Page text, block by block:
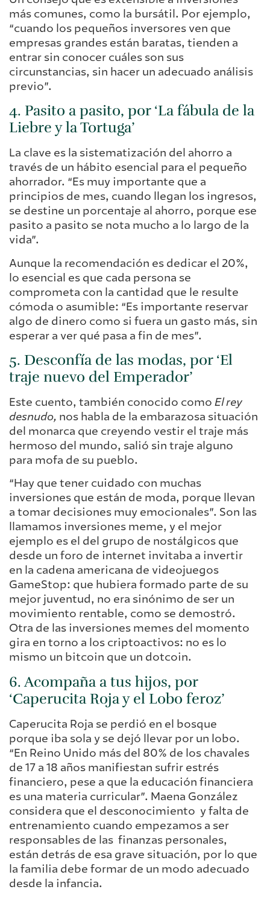
más comunes, como la bursátil. Por ejemplo,
“cuando los pequeños inversores ven que
empresas grandes están baratas, tienden a
entrar sin conocer cuáles son sus
circunstancias, sin hacer un adecuado análisis
previo”.
4. Pasito a pasito, por ‘La fábula de la
Liebre y la Tortuga’
La clave es la sistematización del ahorro a
través de un hábito esencial para el pequeño
ahorrador. “Es muy importante que a
principios de mes, cuando llegan los ingresos,
se destine un porcentaje al ahorro, porque ese
pasito a pasito se nota mucho a lo largo de la
vida”.
Aunque la recomendación es dedicar el 20%,
lo esencial es que cada persona se
comprometa con la cantidad que le resulte
cómoda o asumible: “Es importante reservar
algo de dinero como si fuera un gasto más, sin
esperar a ver qué pasa a fin de mes”.
5. Desconfía de las modas, por ‘El
traje nuevo del Emperador’
Este cuento, también conocido como El rey
desnudo, nos habla de la embarazosa situación
del monarca que creyendo vestir el traje más
hermoso del mundo, salió sin traje alguno
para mofa de su pueblo.
“Hay que tener cuidado con muchas
inversiones que están de moda, porque llevan
a tomar decisiones muy emocionales”. Son las
llamamos inversiones meme, y el mejor
ejemplo es el del grupo de nostálgicos que
desde un foro de internet invitaba a invertir
en la cadena americana de videojuegos
GameStop: que hubiera formado parte de su
mejor juventud, no era sinónimo de ser un
movimiento rentable, como se demostró.
Otra de las inversiones memes del momento
gira en torno a los criptoactivos: no es lo
mismo un bitcoin que un dotcoin.
6. Acompaña a tus hijos, por
‘Caperucita Roja y el Lobo feroz’
Caperucita Roja se perdió en el bosque
porque iba sola y se dejó llevar por un lobo.
“En Reino Unido más del 80% de los chavales
de 17 a 18 años manifiestan sufrir estrés
financiero, pese a que la educación financiera
es una materia curricular”. Maena González
considera que el desconocimiento y falta de
entrenamiento cuando empezamos a ser
responsables de las finanzas personales,
están detrás de esa grave situación, por lo que
la familia debe formar de un modo adecuado
desde la infancia.